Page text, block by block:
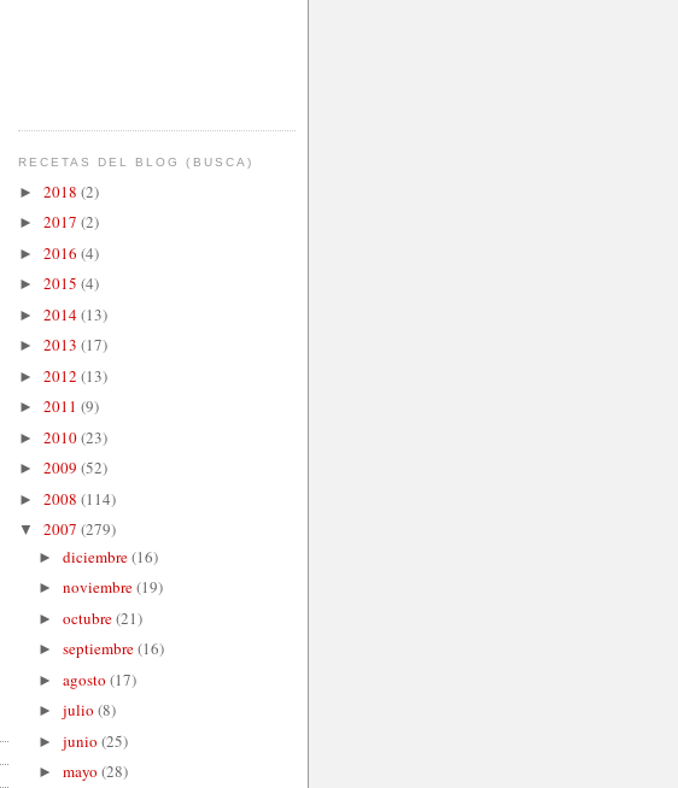
RECETAS DEL BLOG (BUSCA)
► 2018 (2)
► 2017 (2)
► 2016 (4)
► 2015 (4)
► 2014(13)
► 2013 (17)
► 2012 (13)
► 2011 (9)
► 2010(23)
► 2009 (52)
► 2008 (114)
▼ 2007 (279)
► diciembre(16)
► noviembre(19)
► octubre(21)
► septiembre(16)
► agosto (17)
► julio (8)
► junio (25)
► mayo (28)